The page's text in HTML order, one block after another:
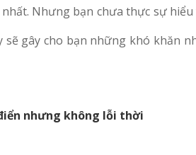
Nhưng bạn chưa thực sự
sẽ gây cho bạn những khó khăn
nhưng không lỗi thời